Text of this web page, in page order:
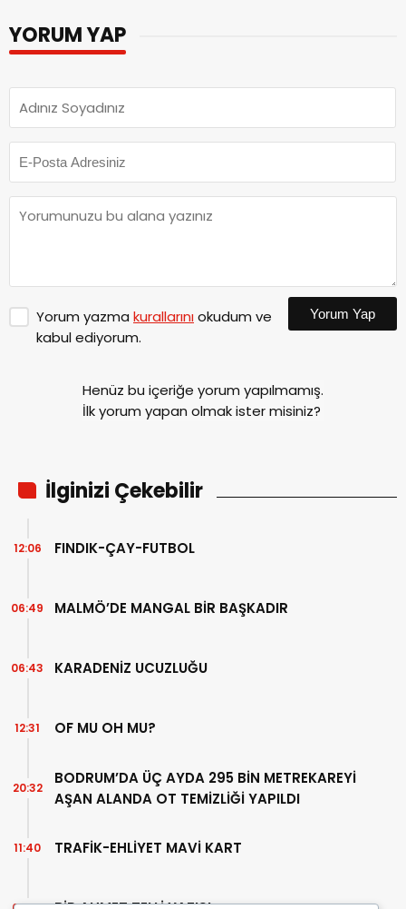
YORUM YAP
Yorum yazma kurallarınıokudum ve
kabul ediyorum.
Yorum Yap
Henüz bu içeriğe yorum yapılmamış.
İlk yorum yapan olmak ister misiniz?
İlginizi Çekebilir
FINDIK-ÇAY-FUTBOL
12:06
MALMÖ’DE MANGAL BİR BAŞKADIR
06:49
KARADENİZ UCUZLUĞU
06:43
OF MU OH MU?
12:31
BODRUM’DA ÜÇ AYDA 295 BİN METREKAREYİ
AŞAN ALANDA OT TEMİZLİĞİ YAPILDI
20:32
TRAFİK-EHLİYET MAVİ KART
11:40